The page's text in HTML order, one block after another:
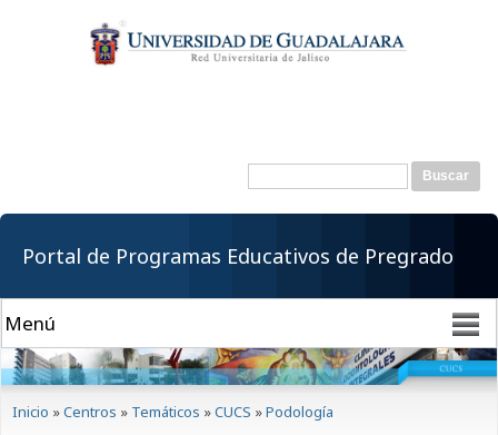
contenido
principal
Formulario de
Buscar
Portal de Programas Educativos de Pregrado
Inicio »Centros » Temáticos »CUCS »Podología